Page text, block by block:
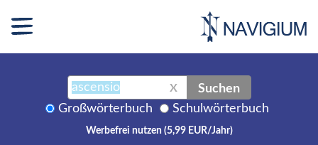
X Suchen
Großwörterbuch Schulwörterbuch
Werbefrei nutzen (5,99 EUR/Jahr)